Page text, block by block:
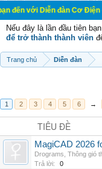
đàn Cơ Điện - Diễn
Nếu đây là lần đầu tiên
để trở thành thành viên
Trang chủ Diễn đàn
1 2 3 4 5 6 →
TIÊU ĐỀ
MagiCAD 2026
Drograms Thông gió
Trả lời:
0